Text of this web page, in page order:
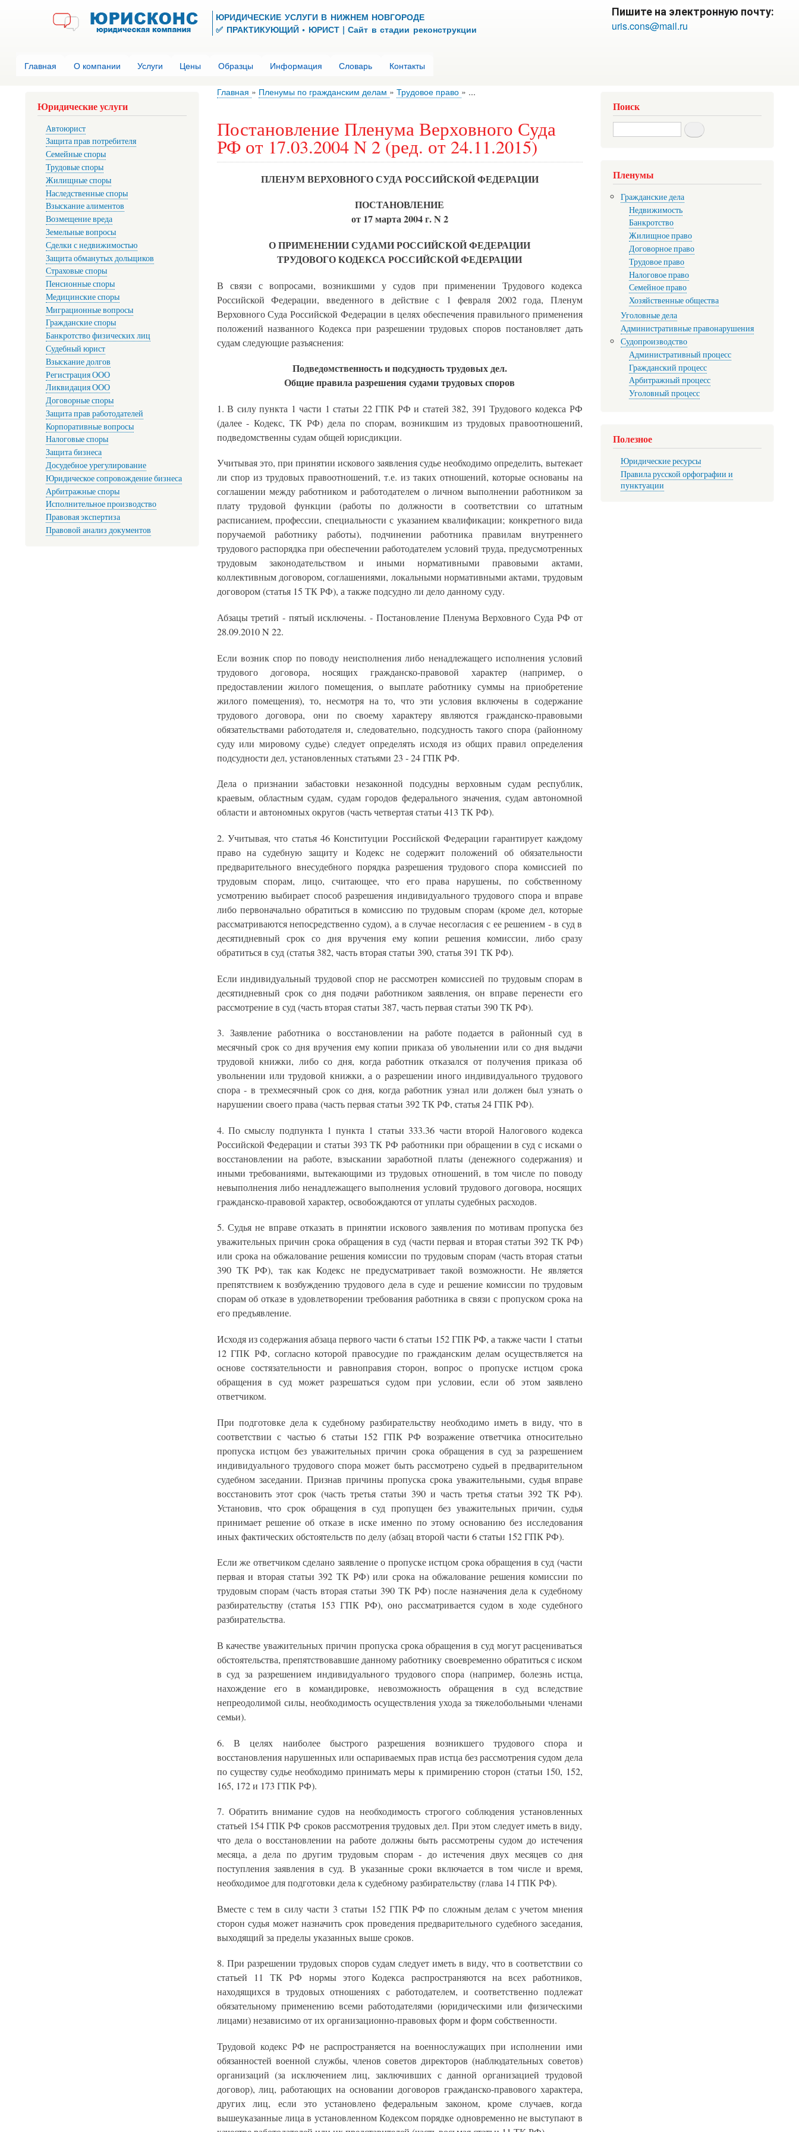
к
основному
ЮРИДИЧЕСКИЕ УСЛУГИ В НИЖНЕМ НОВГОРОДЕ
✅ ПРАКТИКУЮЩИЙ • ЮРИСТ | Сайт в стадии реконструкции
Пишите на электронную почту:
uris.cons@mail.ru
Главная О компании Услуги Цены Образцы Информация Словарь Контакты
Главная Пленумы по гражданским делам Трудовое право ...
Постановление Пленума Верховного Суда
РФ от 17.03.2004 N 2 (ред. от 24.11.2015)
ПЛЕНУМ ВЕРХОВНОГО СУДА РОССИЙСКОЙ ФЕДЕРАЦИИ
ПОСТАНОВЛЕНИЕ
от 17 марта 2004 г. N 2
О ПРИМЕНЕНИИ СУДАМИ РОССИЙСКОЙ ФЕДЕРАЦИИ
ТРУДОВОГО КОДЕКСА РОССИЙСКОЙ ФЕДЕРАЦИИ
В связи с вопросами, возникшими у судов при применении Трудового кодекса
Российской Федерации, введенного в действие с 1 февраля 2002 года, Пленум
Верховного Суда Российской Федерации в целях обеспечения правильного применения
положений названного Кодекса при разрешении трудовых споров постановляет дать
судам следующие разъяснения:
Подведомственность и подсудность трудовых дел.
Общие правила разрешения судами трудовых споров
1. В силу пункта 1 части 1 статьи 22 ГПК РФ и статей 382, 391 Трудового кодекса РФ
(далее - Кодекс, ТК РФ) дела по спорам, возникшим из трудовых правоотношений,
подведомственны судам общей юрисдикции.
Учитывая это, при принятии искового заявления судье необходимо определить, вытекает
ли спор из трудовых правоотношений, т.е. из таких отношений, которые основаны на
соглашении между работником и работодателем о личном выполнении работником за
плату трудовой функции (работы по должности в соответствии со штатным
расписанием, профессии, специальности с указанием квалификации; конкретного вида
поручаемой работнику работы), подчинении работника правилам внутреннего
трудового распорядка при обеспечении работодателем условий труда, предусмотренных
трудовым законодательством и иными нормативными правовыми актами,
коллективным договором, соглашениями, локальными нормативными актами, трудовым
договором (статья 15 ТК РФ), а также подсудно ли дело данному суду.
Абзацы третий - пятый исключены. - Постановление Пленума Верховного Суда РФ от
28.09.2010 N 22.
Если возник спор по поводу неисполнения либо ненадлежащего исполнения условий
трудового договора, носящих гражданско-правовой характер (например, о
предоставлении жилого помещения, о выплате работнику суммы на приобретение
жилого помещения), то, несмотря на то, что эти условия включены в содержание
трудового договора, они по своему характеру являются гражданско-правовыми
обязательствами работодателя и, следовательно, подсудность такого спора (районному
суду или мировому судье) следует определять исходя из общих правил определения
подсудности дел, установленных статьями 23 - 24 ГПК РФ.
Дела о признании забастовки незаконной подсудны верховным судам республик,
краевым, областным судам, судам городов федерального значения, судам автономной
области и автономных округов (часть четвертая статьи 413 ТК РФ).
2. Учитывая, что статья 46 Конституции Российской Федерации гарантирует каждому
право на судебную защиту и Кодекс не содержит положений об обязательности
предварительного внесудебного порядка разрешения трудового спора комиссией по
трудовым спорам, лицо, считающее, что его права нарушены, по собственному
усмотрению выбирает способ разрешения индивидуального трудового спора и вправе
либо первоначально обратиться в комиссию по трудовым спорам (кроме дел, которые
рассматриваются непосредственно судом), а в случае несогласия с ее решением - в суд в
десятидневный срок со дня вручения ему копии решения комиссии, либо сразу
обратиться в суд (статья 382, часть вторая статьи 390, статья 391 ТК РФ).
Если индивидуальный трудовой спор не рассмотрен комиссией по трудовым спорам в
десятидневный срок со дня подачи работником заявления, он вправе перенести его
рассмотрение в суд (часть вторая статьи 387, часть первая статьи 390 ТК РФ).
3. Заявление работника о восстановлении на работе подается в районный суд в
месячный срок со дня вручения ему копии приказа об увольнении или со дня выдачи
трудовой книжки, либо со дня, когда работник отказался от получения приказа об
увольнении или трудовой книжки, а о разрешении иного индивидуального трудового
спора - в трехмесячный срок со дня, когда работник узнал или должен был узнать о
нарушении своего права (часть первая статьи 392 ТК РФ, статья 24 ГПК РФ).
4. По смыслу подпункта 1 пункта 1 статьи 333.36 части второй Налогового кодекса
Российской Федерации и статьи 393 ТК РФ работники при обращении в суд с исками о
восстановлении на работе, взыскании заработной платы (денежного содержания) и
иными требованиями, вытекающими из трудовых отношений, в том числе по поводу
невыполнения либо ненадлежащего выполнения условий трудового договора, носящих
гражданско-правовой характер, освобождаются от уплаты судебных расходов.
5. Судья не вправе отказать в принятии искового заявления по мотивам пропуска без
уважительных причин срока обращения в суд (части первая и вторая статьи 392 ТК РФ)
или срока на обжалование решения комиссии по трудовым спорам (часть вторая статьи
390 ТК РФ), так как Кодекс не предусматривает такой возможности. Не является
препятствием к возбуждению трудового дела в суде и решение комиссии по трудовым
спорам об отказе в удовлетворении требования работника в связи с пропуском срока на
его предъявление.
Исходя из содержания абзаца первого части 6 статьи 152 ГПК РФ, а также части 1 статьи
12 ГПК РФ, согласно которой правосудие по гражданским делам осуществляется на
основе состязательности и равноправия сторон, вопрос о пропуске истцом срока
обращения в суд может разрешаться судом при условии, если об этом заявлено
ответчиком.
При подготовке дела к судебному разбирательству необходимо иметь в виду, что в
соответствии с частью 6 статьи 152 ГПК РФ возражение ответчика относительно
пропуска истцом без уважительных причин срока обращения в суд за разрешением
индивидуального трудового спора может быть рассмотрено судьей в предварительном
судебном заседании. Признав причины пропуска срока уважительными, судья вправе
восстановить этот срок (часть третья статьи 390 и часть третья статьи 392 ТК РФ).
Установив, что срок обращения в суд пропущен без уважительных причин, судья
принимает решение об отказе в иске именно по этому основанию без исследования
иных фактических обстоятельств по делу (абзац второй части 6 статьи 152 ГПК РФ).
Если же ответчиком сделано заявление о пропуске истцом срока обращения в суд (части
первая и вторая статьи 392 ТК РФ) или срока на обжалование решения комиссии по
трудовым спорам (часть вторая статьи 390 ТК РФ) после назначения дела к судебному
разбирательству (статья 153 ГПК РФ), оно рассматривается судом в ходе судебного
разбирательства.
В качестве уважительных причин пропуска срока обращения в суд могут расцениваться
обстоятельства, препятствовавшие данному работнику своевременно обратиться с иском
в суд за разрешением индивидуального трудового спора (например, болезнь истца,
нахождение его в командировке, невозможность обращения в суд вследствие
непреодолимой силы, необходимость осуществления ухода за тяжелобольными членами
семьи).
6. В целях наиболее быстрого разрешения возникшего трудового спора и
восстановления нарушенных или оспариваемых прав истца без рассмотрения судом дела
по существу судье необходимо принимать меры к примирению сторон (статьи 150, 152,
165, 172 и 173 ГПК РФ).
7. Обратить внимание судов на необходимость строгого соблюдения установленных
статьей 154 ГПК РФ сроков рассмотрения трудовых дел. При этом следует иметь в виду,
что дела о восстановлении на работе должны быть рассмотрены судом до истечения
месяца, а дела по другим трудовым спорам - до истечения двух месяцев со дня
поступления заявления в суд. В указанные сроки включается в том числе и время,
необходимое для подготовки дела к судебному разбирательству (глава 14 ГПК РФ).
Вместе с тем в силу части 3 статьи 152 ГПК РФ по сложным делам с учетом мнения
сторон судья может назначить срок проведения предварительного судебного заседания,
выходящий за пределы указанных выше сроков.
8. При разрешении трудовых споров судам следует иметь в виду, что в соответствии со
статьей 11 ТК РФ нормы этого Кодекса распространяются на всех работников,
находящихся в трудовых отношениях с работодателем, и соответственно подлежат
обязательному применению всеми работодателями (юридическими или физическими
лицами) независимо от их организационно-правовых форм и форм собственности.
Трудовой кодекс РФ не распространяется на военнослужащих при исполнении ими
обязанностей военной службы, членов советов директоров (наблюдательных советов)
организаций (за исключением лиц, заключивших с данной организацией трудовой
договор), лиц, работающих на основании договоров гражданско-правового характера,
других лиц, если это установлено федеральным законом, кроме случаев, когда
вышеуказанные лица в установленном Кодексом порядке одновременно не выступают в
Юридические услуги
Автоюрист
Защита прав потребителя
Семейные споры
Трудовые споры
Жилищные споры
Наследственные споры
Взыскание алиментов
Возмещение вреда
Земельные вопросы
Сделки с недвижимостью
Защита обманутых дольщиков
Страховые споры
Пенсионные споры
Медицинские споры
Миграционные вопросы
Гражданские споры
Банкротство физических лиц
Судебный юрист
Взыскание долгов
Регистрация ООО
Ликвидация ООО
Договорные споры
Защита прав работодателей
Корпоративные вопросы
Налоговые споры
Защита бизнеса
Досудебное урегулирование
Юридическое сопровождение бизнеса
Арбитражные споры
Исполнительное производство
Правовая экспертиза
Правовой анализ документов
Поиск
Search
Пленумы
Гражданские дела
Недвижимость
Банкротство
Жилищное право
Договорное право
Трудовое право
Налоговое право
Семейное право
Хозяйственные общества
Уголовные дела
Административные правонарушения
Судопроизводство
Административный процесс
Гражданский процесс
Арбитражный процесс
Уголовный процесс
Полезное
Юридические ресурсы
Правила русской орфографии и
пунктуации